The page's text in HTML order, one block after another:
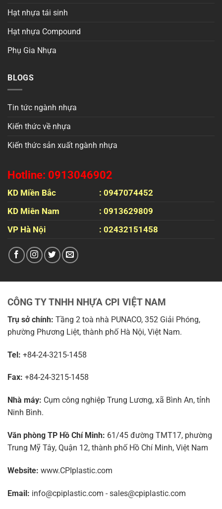
Hạt nhựa tái sinh
Hạt nhựa Compound
Phụ Gia Nhựa
BLOGS
Tin tức ngành nhựa
Kiến thức về nhựa
Kiến thức sản xuất ngành nhựa
Hotline: 0913046902
KD Miền Bắc
: 0947074452
KD Miên Nam
: 0913629809
VP Hà Nội
: 02432151458
CÔNG TY TNHH NHỰA CPI VIỆT NAM
Trụ sở chính: Tầng 2 toà nhà PUNACO, 352 Giải Phóng,
phường Phương Liệt, thành phố Hà Nội, Việt Nam.
Tel: +84-24-3215-1458
Fax: +84-24-3215-1458
Nhà máy: Cụm công nghiệp Trung Lương, xã Bình An, tỉnh
Ninh Bình.
Văn phòng TP Hồ Chí Minh: 61/45 đường TMT17, phường
Trung Mỹ Tây, Quận 12, thành phố Hồ Chí Minh, Việt Nam
Website: www.CPIplastic.com
Email: info@cpiplastic.com - sales@cpiplastic.com